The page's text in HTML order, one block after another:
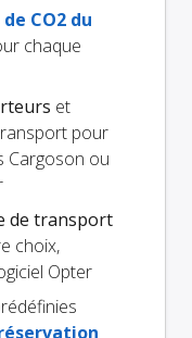
CO2 du
chaque
et
pour
Cargoson ou
de transport
choix,
Opter